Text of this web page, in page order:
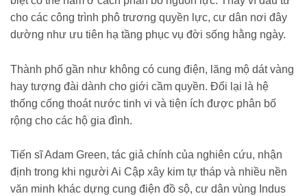
cho các công trình phô trương quyền lực, cư dân nơi đây
dường như ưu tiên hạ tầng phục vụ đời sống hằng ngày.
Thành phố gần như không có cung điện, lăng mộ dát vàng
hay tượng đài dành cho giới cầm quyền. Đổi lại là hệ
thống cống thoát nước tinh vi và tiện ích được phân bố
rộng cho các hộ gia đình.
Tiến sĩ Adam Green, tác giả chính của nghiên cứu, nhận
định trong khi người Ai Cập xây kim tự tháp và nhiều nền
văn minh khác dựng cung điện đồ sộ, cư dân vùng Indus